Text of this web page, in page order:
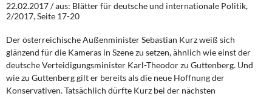
Wirtschaftspolitik
Steuer- und Finanzpolitik
22.02.2017 / aus: Blätter für deutsche und internationale Politik,
2/2017, Seite 17-20
Der österreichische Außenminister Sebastian Kurz weiß sich
glänzend für die Kameras in Szene zu setzen, ähnlich wie einst der
deutsche Verteidigungsminister Karl-Theodor zu Guttenberg. Und
wie zu Guttenberg gilt er bereits als die neue Hoffnung der
Konservativen. Tatsächlich dürfte Kurz bei der nächsten